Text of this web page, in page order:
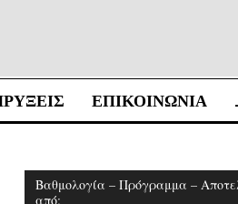
ΕΠΙΚΟΙΝΩΝΙΑ .
Βαθμολογία – Πρόγραμμα –
από: